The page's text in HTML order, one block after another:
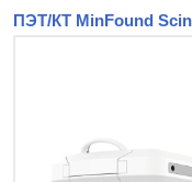
ПЭТ/КТ MinFound